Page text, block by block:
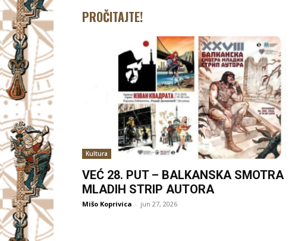
PROČITAJTE!
Kultura
VEĆ 28. PUT – BALKANSKA SMOTRA
MLADIH STRIP AUTORA
Mišo Koprivica - jun 27, 2026